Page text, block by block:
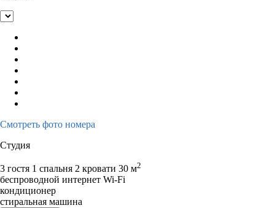
Смотреть фото номера
Студия
3 гостя 1 спальня 2 кровати 30 м2
беспроводной интернет Wi-Fi
кондиционер
стиральная машина